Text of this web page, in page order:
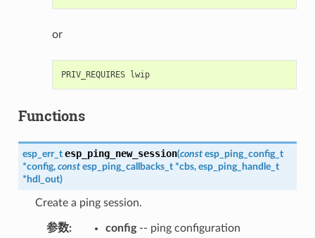
or
PRIV_REQUIRES lwip
Functions
esp_err_t esp_ping_new_session(const esp_ping_config_t
*config, const esp_ping_callbacks_t *cbs, esp_ping_handle_t
* hdl_out)
Create a ping session.
参数: config-- ping configuration